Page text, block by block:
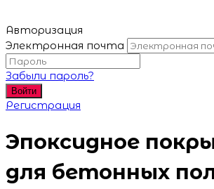
Авторизация
Электронная почта
Забыли пароль?
Войти
Регистрация
Эпоксидное
для бетонных